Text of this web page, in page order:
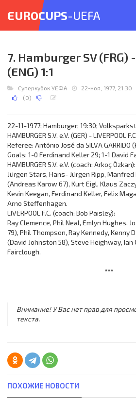
EUROCUPS-UEFA
7. Hamburger SV (FRG)
(ENG) 1:1
Суперкубок УЕФА 22-ноя, 1977, 21:30
(0)
22-11-1977; Hamburger; 19:30;
HAMBURGER S.V. e.V. (GER) - LIVERPOOL
Referee: António José da SILVA GARRIDO
Goals: 1-0 Ferdinand Keller 29; 1-1 David
HAMBURGER S.V. e.V. (coach: Arkoç Özkan):
Jürgen Stars, Hans- Jürgen Ripp,
(Andreas Karow 67), Kurt Eigl, Klaus
Kevin Keegan, Ferdinand Keller, Felix
Arno Steffenhagen.
LIVERPOOL F.C. (coach: Bob Paisley):
Ray Clemence, Phil Neal, Emlyn Hughes,
79), Phil Thompson, Ray Kennedy, Kenny
(David Johnston 58), Steve Heighway, Ian
Fairclough.
***
Внимание! У Вас нет прав для
текста.
ПОХОЖИЕ НОВОСТИ